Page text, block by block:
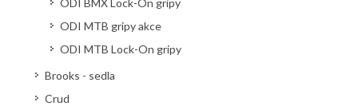
ODI BMX Lock-On gripy
ODI MTB gripy akce
ODI MTB Lock-On gripy
Brooks - sedla
Crud